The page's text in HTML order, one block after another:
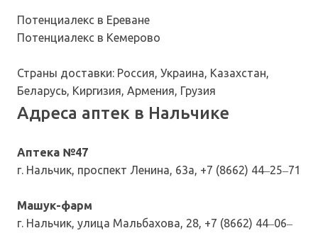
Потенциалекс в Ереване
Потенциалекс в Кемерово
Страны доставки: Россия, Украина, Казахстан,
Беларусь, Киргизия, Армения, Грузия
Адреса аптек в Нальчике
Аптека №47
г. Нальчик, проспект Ленина, 63а, +7 (8662) 44‒25‒71
Машук-фарм
г. Нальчик, улица Мальбахова, 28, +7 (8662) 44‒06‒